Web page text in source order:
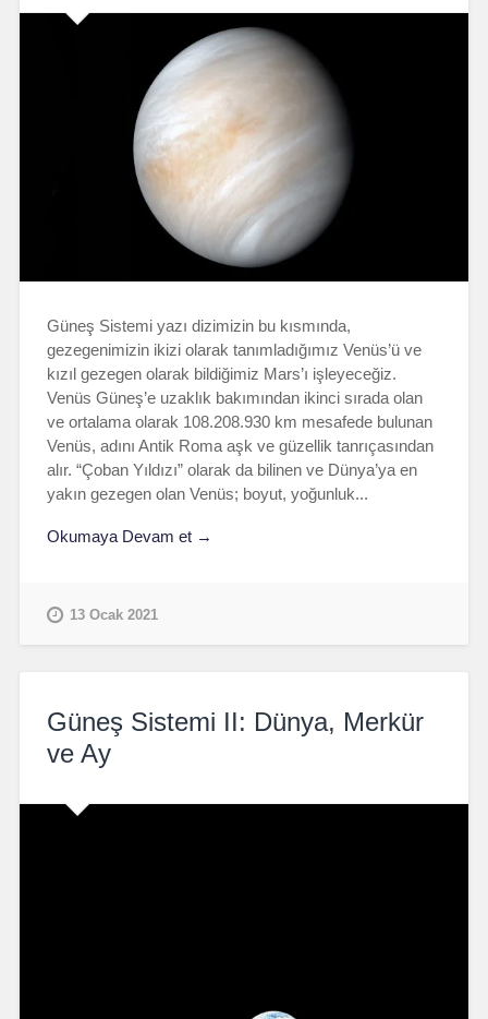
Güneş Sistemi yazı dizimizin bu kısmında,
gezegenimizin ikizi olarak tanımladığımız Venüs’ü ve
kızıl gezegen olarak bildiğimiz Mars’ı işleyeceğiz.
Venüs Güneş’e uzaklık bakımından ikinci sırada olan
ve ortalama olarak 108.208.930 km mesafede bulunan
Venüs, adını Antik Roma aşk ve güzellik tanrıçasından
alır. “Çoban Yıldızı” olarak da bilinen ve Dünya’ya en
yakın gezegen olan Venüs; boyut, yoğunluk...
Okumaya Devam et →
13 Ocak 2021
Güneş Sistemi II: Dünya, Merkür
ve Ay